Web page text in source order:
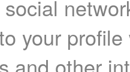
your